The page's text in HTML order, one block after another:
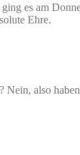
es am
Ehre.
Nein, also